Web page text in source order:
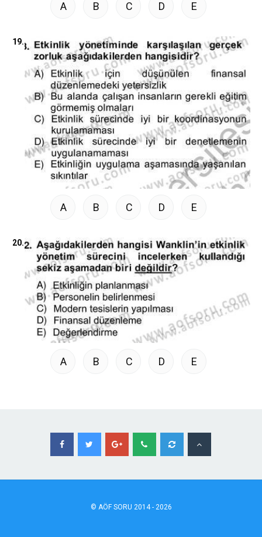
A B C D E
19.
A B C D E
20.
A B C D E
© AÖFSORU 2014 - 2026